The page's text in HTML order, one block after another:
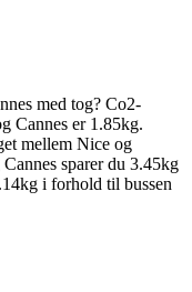
med tog? Co2-
Cannes er 1.85kg.
mellem Nice og
sparer du 3.45kg
i forhold til bussen